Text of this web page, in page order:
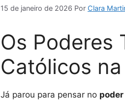
15 de janeiro de 2026 Por Clara
Os Poderes
Católicos
Já parou para pensar no poder